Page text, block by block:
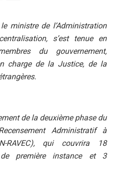
ministre de l’Administration
s’est tenue en
du gouvernement,
charge de la Justice, de la
de la deuxième phase du
Administratif à
RAVEC), qui couvrira 18
première instance et 3